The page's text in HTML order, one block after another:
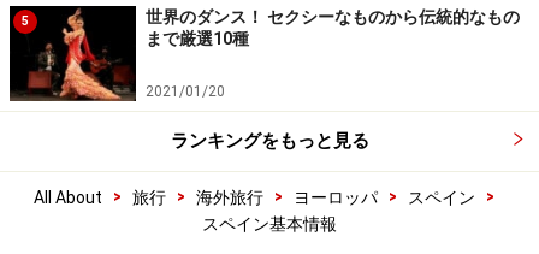
5
世界のダンス！ セクシーなものから伝統的なもの
まで厳選10種
2021/01/20
ランキングをもっと見る
All About > 旅行 > 海外旅行 > ヨーロッパ > スペイン
>
スペイン基本情報